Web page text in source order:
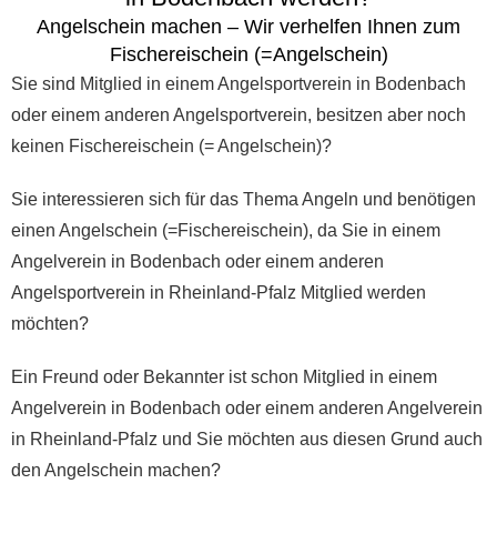
Angelschein machen – Wir verhelfen Ihnen zum
Fischereischein (=Angelschein)
Sie sind Mitglied in einem Angelsportverein in Bodenbach
oder einem anderen Angelsportverein, besitzen aber noch
keinen Fischereischein (= Angelschein)?
Sie interessieren sich für das Thema Angeln und benötigen
einen Angelschein (=Fischereischein), da Sie in einem
Angelverein in Bodenbach oder einem anderen
Angelsportverein in Rheinland-Pfalz Mitglied werden
möchten?
Ein Freund oder Bekannter ist schon Mitglied in einem
Angelverein in Bodenbach oder einem anderen Angelverein
in Rheinland-Pfalz und Sie möchten aus diesen Grund auch
den Angelschein machen?